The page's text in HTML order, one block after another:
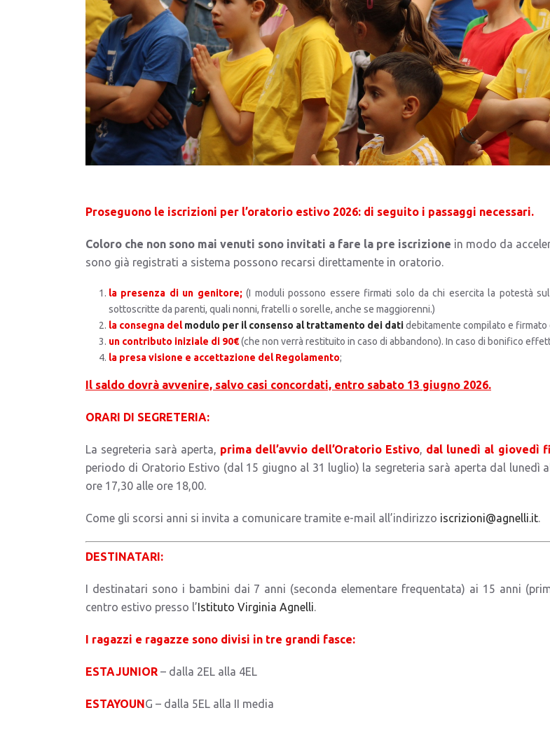
Proseguono le iscrizioni per l’oratorio estivo 2026: di seguito i passaggi necessari.
Coloro che non sono mai venuti sono invitati a fare la pre iscrizione in modo da
sono già registrati a sistema possono recarsi direttamente in oratorio.
la presenza di un genitore;(I moduli possono essere firmati solo da chi esercita la potestà
sottoscritte da parenti, quali nonni, fratelli o sorelle, anche se maggiorenni.)
la consegna delmodulo per il consenso al trattamento dei datidebitamente compilato e firmato
un contributo iniziale di 90€(che non verrà restituito in caso di abbandono). In caso di bonifico
la presa visione e accettazione del Regolamento;
Il saldo dovrà avvenire, salvo casi concordati, entro sabato 13 giugno 2026.
ORARI DI SEGRETERIA:
La segreteria sarà aperta, prima dell’avvio dell’Oratorio Estivo, dal lunedì al giovedì
periodo di Oratorio Estivo (dal 15 giugno al 31 luglio) la segreteria sarà aperta dal lunedì
ore 17,30 alle ore 18,00.
Come gli scorsi anni si invita a comunicare tramite e-mail all’indirizzo iscrizioni@agnelli.it.
DESTINATARI:
I destinatari sono i bambini dai 7 anni (seconda elementare frequentata) ai 15 anni
centro estivo presso l’ Istituto Virginia Agnelli.
I ragazzi e ragazze sono divisi in tre grandi fasce:
ESTAJUNIOR – dalla 2EL alla 4EL
ESTAYOUN G – dalla 5EL alla II media